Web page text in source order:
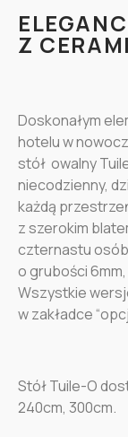
Z
Doskonałym
hotelu w
stół owalny
niecodzienny,
każdą
z szerokim
czternastu
o grubości
Wszystkie
w zakładce
Stół Tuile-O
240cm, 300cm.